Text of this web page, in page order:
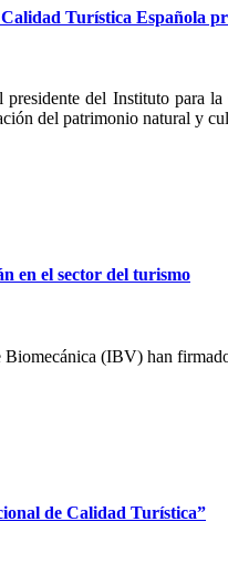
Turística Española
del Instituto para
del patrimonio natural y
en el sector del turismo
(IBV) han
de Calidad Turística”